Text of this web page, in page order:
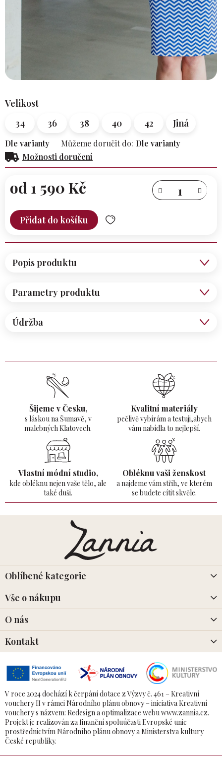
Velikost
34
36 38 40 42 Jiná
Dle varianty Můžeme doručit do: Dle varianty
Možnosti doručení
od 1 590 Kč
cena:
Přidat do košíku
Údržba
Parametry produktu
Popis produktu
Šijeme v Česku,
s láskou na Šumavě, v
malebných Klatovech.
Kvalitní materiály
pečlivě vybírám a testuji,abych
vám nabídla to nejlepší.
Vlastní módní studio,
kde obléknu nejen vaše tělo, ale
také duši.
Obléknu vaši ženskost
a najdeme vám střih, ve kterém
se budete cítit skvěle.
t
Oblíbené kategorie
Vše o nákupu
O nás
Kontakt
V roce 2024 dochází k čerpání dotace z Výzvy č. 461 – Kreativní
vouchery II v rámci Národního plánu obnovy – iniciativa Kreativní
vouchery s názvem: Redesign a optimalizace webu www.zannia.cz.
Projekt je realizován za finanční spoluúčasti Evropské unie
prostřednictvím Národního plánu obnovy a Ministerstva kultury
České republiky.